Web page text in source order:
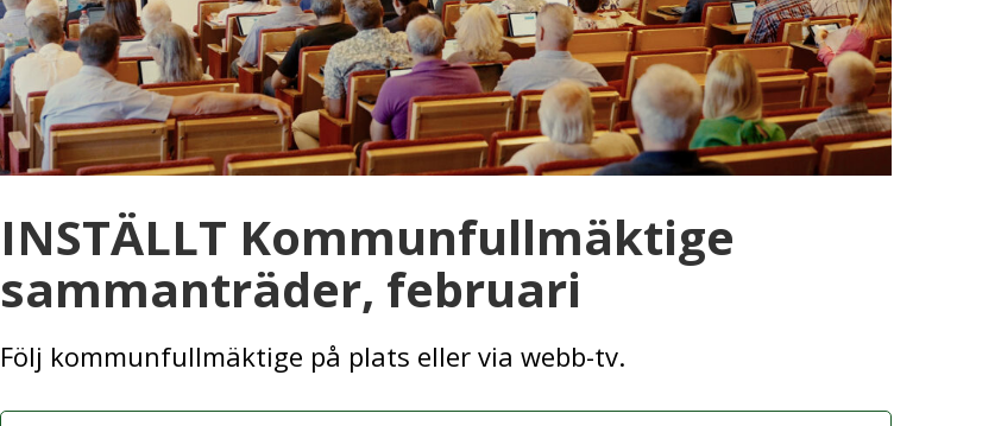
INSTÄLLT Kommunfullmäktige
sammanträder, februari
Följ kommunfullmäktige på plats eller via webb-tv.